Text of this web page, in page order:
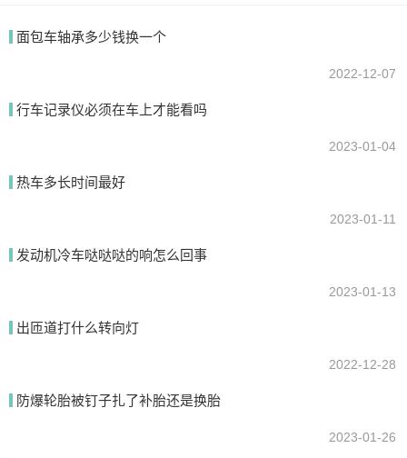
面包车轴承多少钱换一个
2022-12-07
行车记录仪必须在车上才能看吗
2023-01-04
热车多长时间最好
2023-01-11
发动机冷车哒哒哒的响怎么回事
2023-01-13
出匝道打什么转向灯
2022-12-28
防爆轮胎被钉子扎了补胎还是换胎
2023-01-26